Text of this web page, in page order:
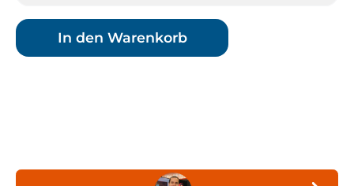
In den Warenkorb